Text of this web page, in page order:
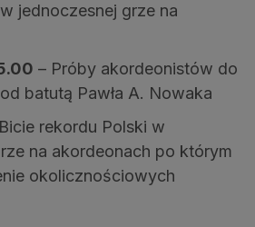
jednoczesnej grze na
– Próby akordeonistów do
batutą Pawła A. Nowaka
rekordu Polski w
na akordeonach po którym
okolicznościowych